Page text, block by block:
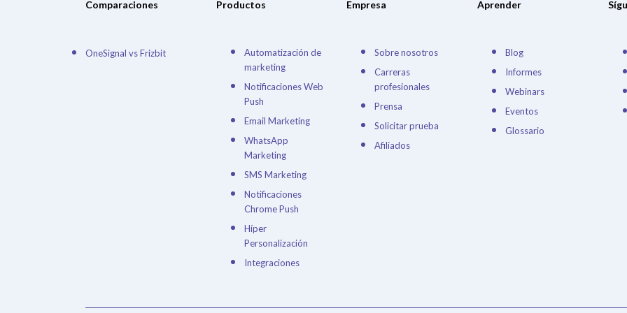
Comparaciones
OneSignal vs Frizbit
Productos
Automatización de
marketing
Notificaciones Web
Push
Email Marketing
WhatsApp
Marketing
SMS Marketing
Notificaciones
Chrome Push
Híper
Personalización
Integraciones
Empresa
Sobre nosotros
Carreras
profesionales
Prensa
Solicitar prueba
Afiliados
Aprender
Blog
Informes
Webinars
Eventos
Glossario